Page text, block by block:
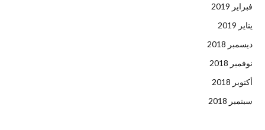
فبراير 2019
يناير 2019
ديسمبر 2018
نوفمبر 2018
أكتوبر 2018
سبتمبر 2018